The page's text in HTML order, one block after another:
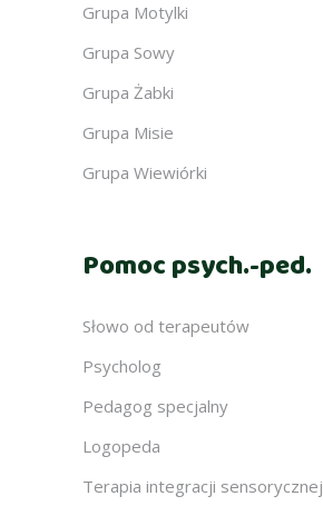
Grupa Motylki
Grupa Sowy
Grupa Żabki
Grupa Misie
Grupa Wiewiórki
Pomoc psych.-ped.
Słowo od terapeutów
Psycholog
Pedagog specjalny
Logopeda
Terapia integracji sensorycznej